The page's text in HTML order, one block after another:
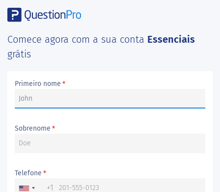
Comece agora com a sua conta Essenciais
grátis
Primeiro nome *
Sobrenome *
Telefone *
+1